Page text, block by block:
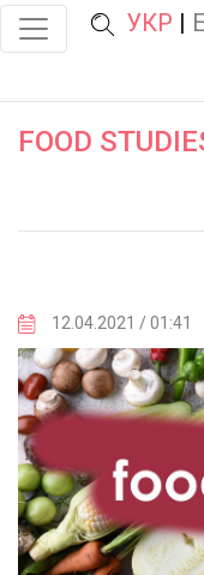
УКР |
FOOD
12.04.2021 / 01:41